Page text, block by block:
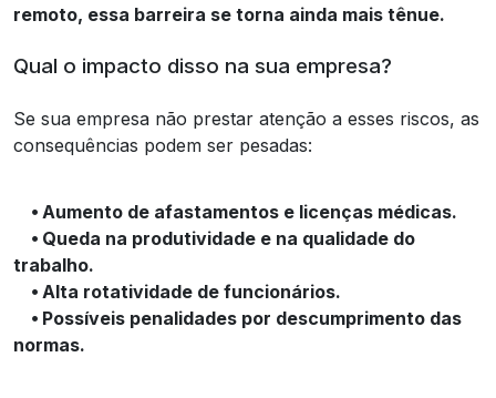
remoto, essa barreira se torna ainda mais tênue.
Qual o impacto disso na sua empresa?
Se sua empresa não prestar atenção a esses riscos, as
consequências podem ser pesadas:
⦁ Aumento de afastamentos e licenças médicas.
⦁ Queda na produtividade e na qualidade do
trabalho.
⦁ Alta rotatividade de funcionários.
⦁ Possíveis penalidades por descumprimento das
normas.